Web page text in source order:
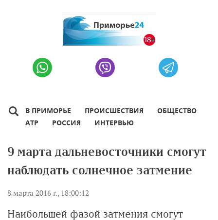
В ПРИМОРЬЕ ПРОИСШЕСТВИЯ
ОБЩЕСТВО
АТР
РОССИЯ ИНТЕРВЬЮ
9 марта дальневосточники смогут
наблюдать солнечное затмение
8 марта 2016 г., 18:00:12
Наибольшей фазой затмения смогут